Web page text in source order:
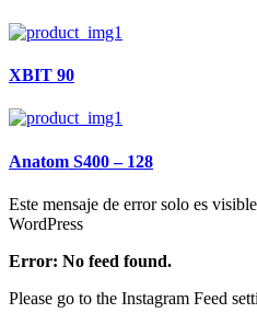
XBIT 90
Anatom S400 – 128
Este mensaje de error solo es
WordPress
Error: No feed found.
Please go to the Instagram Feed